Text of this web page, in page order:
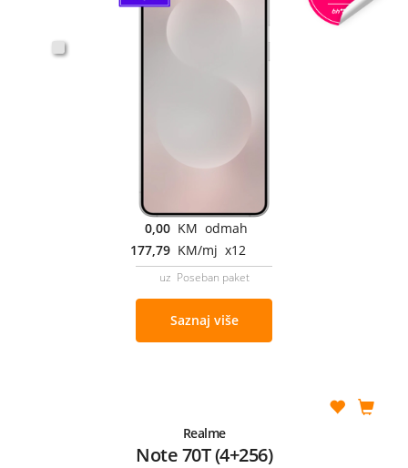
0,00 KM odmah
177,79 KM/mj x12
uz Poseban paket
Saznaj više
Realme
Note 70T (4+256)